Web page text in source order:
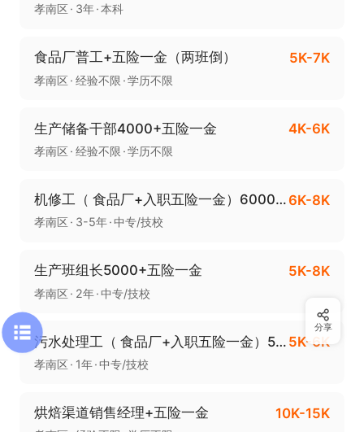
孝南区 3年 本科
食品厂普工+五险一金（两班倒） 5K-7K
孝南区 经验不限 学历不限
生产储备干部4000+五险一金 4K-6K
孝南区 经验不限 学历不限
机修工（ 食品厂+入职五险一金）6000-80006K-8K
孝南区 3-5年 中专/技校
生产班组长5000+五险一金 5K-8K
孝南区 2年 中专/技校
污水处理工（ 食品厂+入职五险一金）5000-6000 5K-6K
孝南区 1年 中专/技校
烘焙渠道销售经理+五险一金 10K-15K
分享